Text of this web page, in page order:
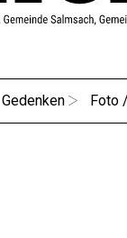
Gedenken Foto